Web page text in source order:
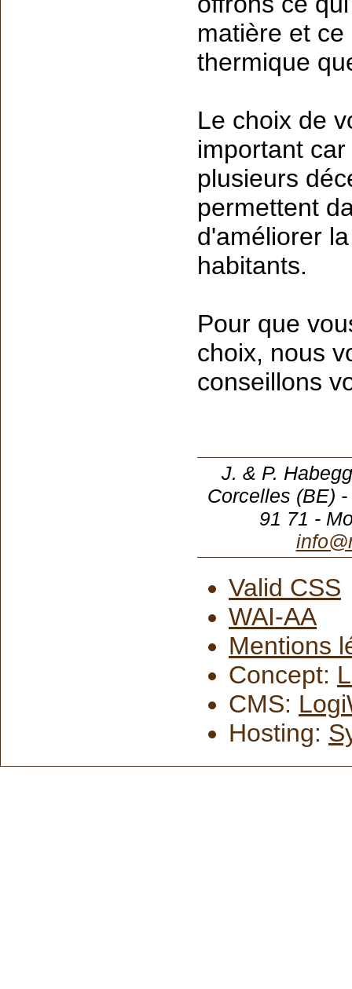
matière et
thermique
Le choix de
important
plusieurs
permettent
d'améliorer
habitants.
Pour que
choix, nous
conseillons
J. & P.
Corcelles (BE)
91 71 -
Valid CSS
WAI-AA
Mentions
Concept:
CMS:
Hosting: